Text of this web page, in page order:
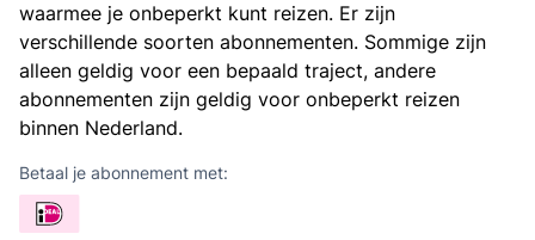
waarmee je onbeperkt kunt reizen. Er zijn
verschillende soorten abonnementen. Sommige zijn
alleen geldig voor een bepaald traject, andere
abonnementen zijn geldig voor onbeperkt reizen
binnen Nederland.
Betaal je abonnement met: